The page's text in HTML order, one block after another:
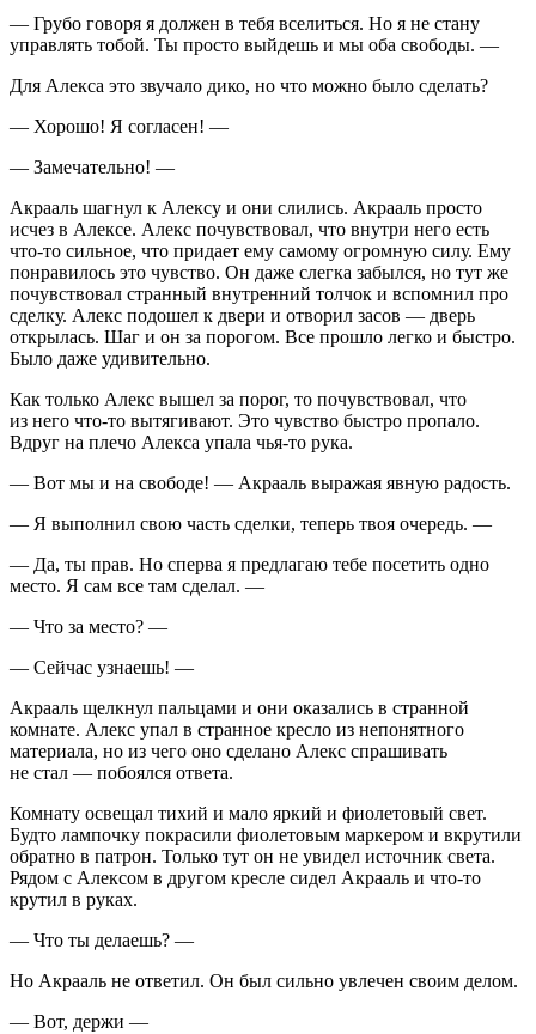
— Грубо говоря я должен в тебя вселиться. Но я не стану
управлять тобой. Ты просто выйдешь и мы оба свободы. —
Для Алекса это звучало дико, но что можно было сделать?
— Хорошо! Я согласен! —
— Замечательно! —
Акрааль шагнул к Алексу и они слились. Акрааль просто
исчез в Алексе. Алекс почувствовал, что внутри него есть
что-то сильное, что придает ему самому огромную силу. Ему
понравилось это чувство. Он даже слегка забылся, но тут же
почувствовал странный внутренний толчок и вспомнил про
сделку. Алекс подошел к двери и отворил засов — дверь
открылась. Шаг и он за порогом. Все прошло легко и быстро.
Было даже удивительно.
Как только Алекс вышел за порог, то почувствовал, что
из него что-то вытягивают. Это чувство быстро пропало.
Вдруг на плечо Алекса упала чья-то рука.
— Вот мы и на свободе! — Акрааль выражая явную радость.
— Я выполнил свою часть сделки, теперь твоя очередь. —
— Да, ты прав. Но сперва я предлагаю тебе посетить одно
место. Я сам все там сделал. —
— Что за место? —
— Сейчас узнаешь! —
Акрааль щелкнул пальцами и они оказались в странной
комнате. Алекс упал в странное кресло из непонятного
материала, но из чего оно сделано Алекс спрашивать
не стал — побоялся ответа.
Комнату освещал тихий и мало яркий и фиолетовый свет.
Будто лампочку покрасили фиолетовым маркером и вкрутили
обратно в патрон. Только тут он не увидел источник света.
Рядом с Алексом в другом кресле сидел Акрааль и что-то
крутил в руках.
— Что ты делаешь? —
Но Акрааль не ответил. Он был сильно увлечен своим делом.
— Вот, держи —